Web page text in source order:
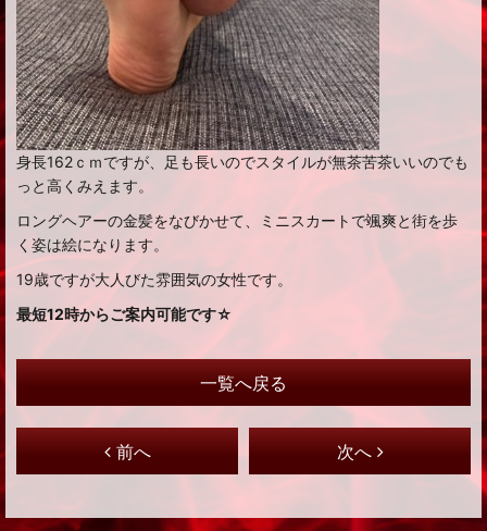
身長162ｃｍですが、足も長いのでスタイルが無茶苦茶いいのでも
っと高くみえます。
ロングヘアーの金髪をなびかせて、ミニスカートで颯爽と街を歩
く姿は絵になります。
19歳ですが大人びた雰囲気の女性です。
最短12時からご案内可能です☆
前へ
一覧へ戻る
次へ